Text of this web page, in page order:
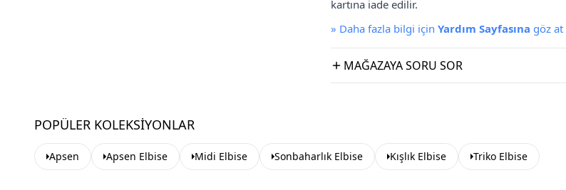
kartına iade edilir.
» Daha fazla bilgi için Yardım Sayfasına göz at
MAĞAZAYA SORU SOR
POPÜLER KOLEKSIYONLAR
Apsen Apsen Elbise Midi Elbise Sonbaharlık Elbise Kışlık Elbise Triko Elbise